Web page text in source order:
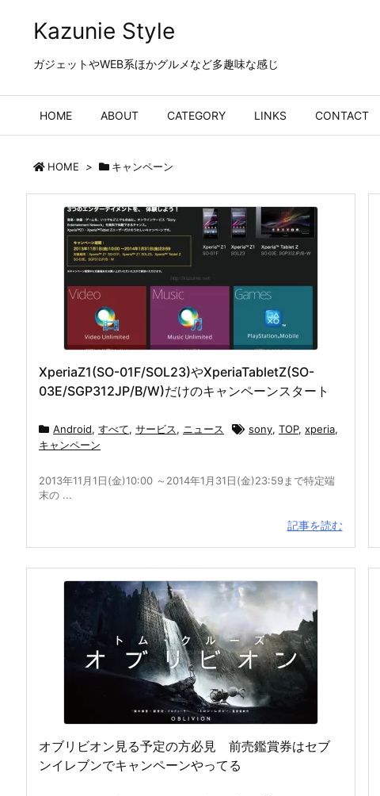
Kazunie Style
ガジェットやWEB系ほかグルメなど多趣味な感じ
HOME ABOUT CATEGORY LINKS CONTACT
HOME > キャンペーン
XperiaZ1(SO-01F/SOL23)やXperiaTabletZ(SO-
03E/SGP312JP/B/W)だけのキャンペーンスタート
Android, すべて, サービス, ニュース sony, TOP, xperia,
キャンペーン
2013年11月1日(金)10:00 ～2014年1月31日(金)23:59まで特定端
末の ...
記事を読む
オブリビオン見る予定の方必見 前売鑑賞券はセブ
ンイレブンでキャンペーンやってる